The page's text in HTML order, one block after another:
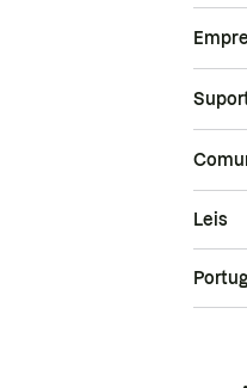
Leis